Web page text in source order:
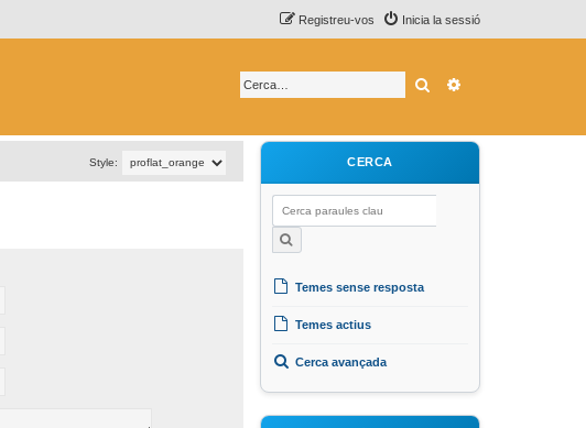
Inicia la sessió
Registreu-vos
Cerca
Style: CERCA
Temes sense resposta
Temes actius
Cerca avançada